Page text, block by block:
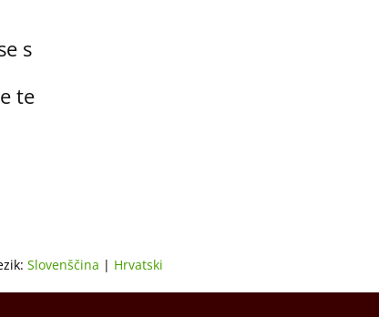
s
te
Slovenščina | Hrvatski